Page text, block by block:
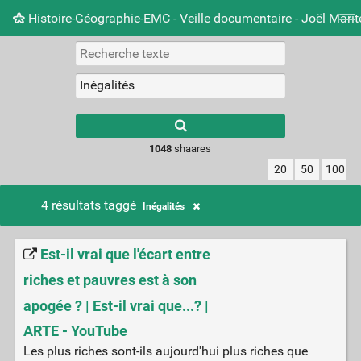
Histoire-Géographie-EMC - Veille documentaire - Joël
Nuage de tags Mur d'images
results.
1048 shaares
20 50 100
4 résultats taggé Inégalités
Est-il vrai que l'écart entre
riches et pauvres est à son
apogée ? | Est-il vrai que...? |
ARTE - YouTube
Les plus riches sont-ils aujourd'hui plus riches que